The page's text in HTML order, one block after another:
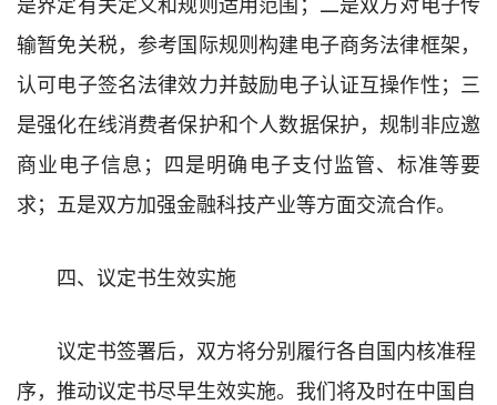
输暂免关税，参考国际规则构建电子商务法律框架，
认可电子签名法律效力并鼓励电子认证互操作性；三
是强化在线消费者保护和个人数据保护，规制非应邀
商业电子信息；四是明确电子支付监管、标准等要
求；五是双方加强金融科技产业等方面交流合作。
四、议定书生效实施
议定书签署后，双方将分别履行各自国内核准程
序，推动议定书尽早生效实施。我们将及时在中国自